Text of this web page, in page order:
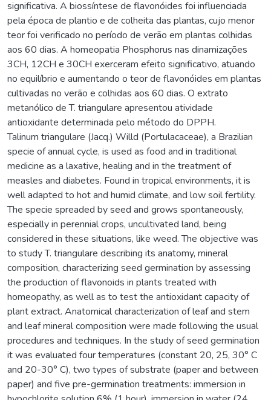
significativa. A biossíntese de flavonóides foi influenciada
pela época de plantio e de colheita das plantas, cujo menor
teor foi verificado no período de verão em plantas colhidas
aos 60 dias. A homeopatia Phosphorus nas dinamizações
3CH, 12CH e 30CH exerceram efeito significativo, atuando
no equilíbrio e aumentando o teor de flavonóides em plantas
cultivadas no verão e colhidas aos 60 dias. O extrato
metanólico de T. triangulare apresentou atividade
antioxidante determinada pelo método do DPPH.
Talinum triangulare (Jacq.) Willd (Portulacaceae), a Brazilian
specie of annual cycle, is used as food and in traditional
medicine as a laxative, healing and in the treatment of
measles and diabetes. Found in tropical environments, it is
well adapted to hot and humid climate, and low soil fertility.
The specie spreaded by seed and grows spontaneously,
especially in perennial crops, uncultivated land, being
considered in these situations, like weed. The objective was
to study T. triangulare describing its anatomy, mineral
composition, characterizing seed germination by assessing
the production of flavonoids in plants treated with
homeopathy, as well as to test the antioxidant capacity of
plant extract. Anatomical characterization of leaf and stem
and leaf mineral composition were made following the usual
procedures and techniques. In the study of seed germination
it was evaluated four temperatures (constant 20, 25, 30° C
and 20-30° C), two types of substrate (paper and between
paper) and five pre-germination treatments: immersion in